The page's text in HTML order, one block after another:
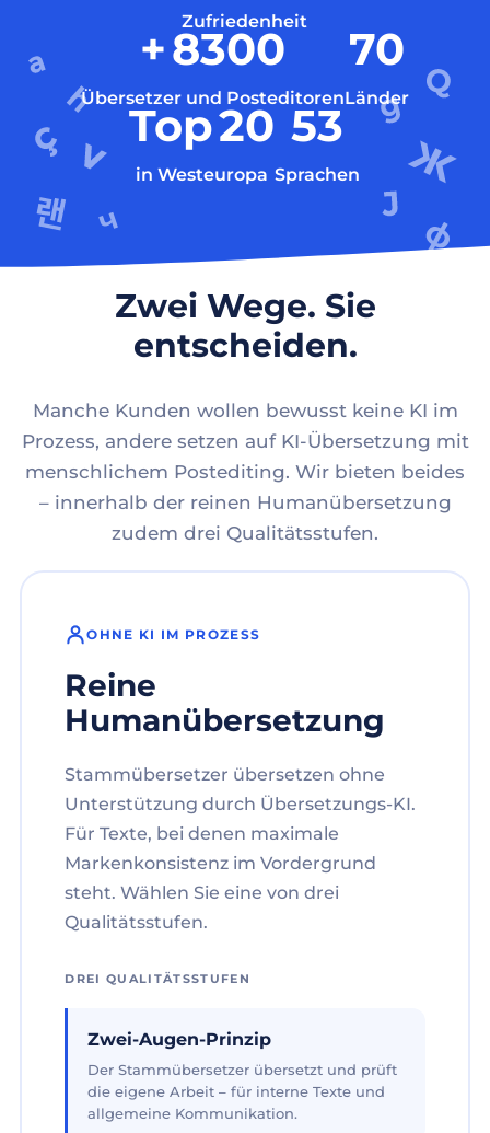
Zufriedenheit
+8300
Übersetzer und Posteditoren
70
Länder
Top20
in Westeuropa
53
Sprachen
Zwei Wege. Sie
entscheiden.
Manche Kunden wollen bewusst keine KI im
Prozess, andere setzen auf KI-Übersetzung mit
menschlichem Postediting. Wir bieten beides
– innerhalb der reinen Humanübersetzung
zudem drei Qualitätsstufen.
OHNE KI IM PROZESS
Reine
Humanübersetzung
Stammübersetzer übersetzen ohne
Unterstützung durch Übersetzungs-KI.
Für Texte, bei denen maximale
Markenkonsistenz im Vordergrund
steht. Wählen Sie eine von drei
Qualitätsstufen.
DREI QUALITÄTSSTUFEN
Zwei-Augen-Prinzip
Der Stammübersetzer übersetzt und prüft
die eigene Arbeit – für interne Texte und
allgemeine Kommunikation.